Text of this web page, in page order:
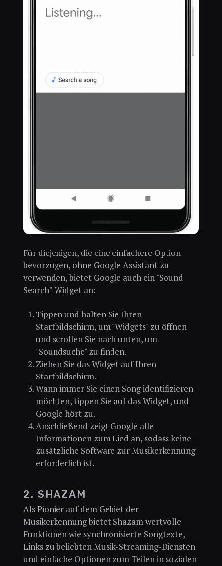
Für diejenigen, die eine einfachere Option
bevorzugen, ohne Google Assistant zu
verwenden, bietet Google auch ein "Sound
Search"-Widget an:
Tippen und halten Sie Ihren
Startbildschirm, um "Widgets" zu öffnen
und scrollen Sie nach unten, um
"Soundsuche" zu finden.
Ziehen Sie das Widget auf Ihren
Startbildschirm.
Wann immer Sie einen Song identifizieren
möchten, tippen Sie auf das Widget, und
Google hört zu.
Anschließend zeigt Google alle
Informationen zum Lied an, sodass keine
zusätzliche Software zur Musikerkennung
erforderlich ist.
2. SHAZAM
Als Pionier auf dem Gebiet der
Musikerkennung bietet Shazam wertvolle
Funktionen wie synchronisierte Songtexte,
Links zu beliebten Musik-Streaming-Diensten
und einfache Optionen zum Teilen in sozialen